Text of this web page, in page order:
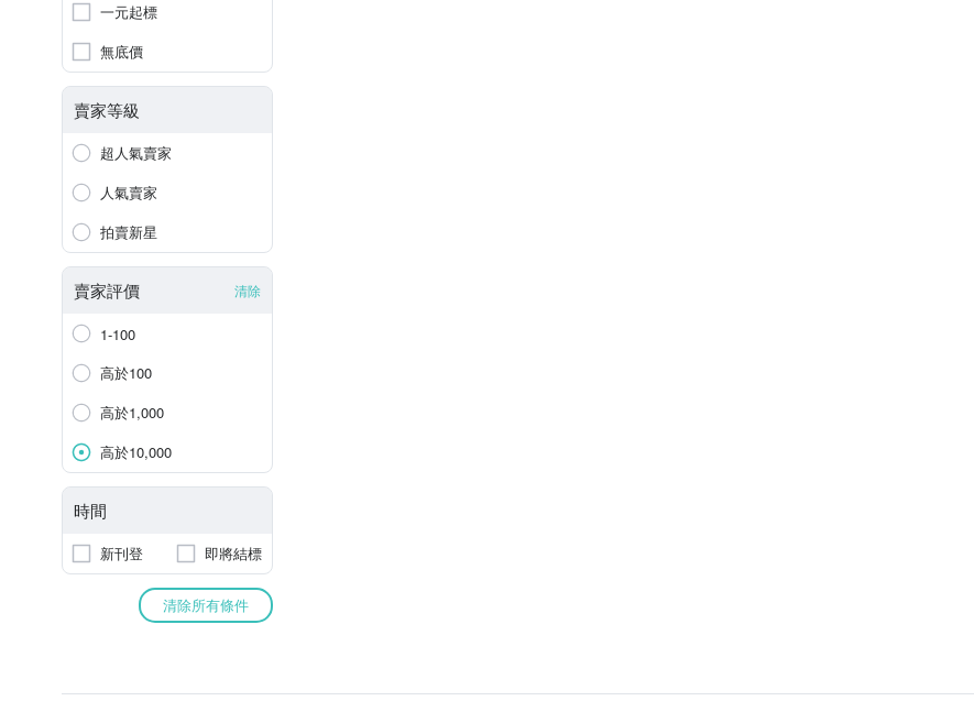
一元起標
無底價
賣家等級
超人氣賣家
人氣賣家
拍賣新星
賣家評價 清除
1-100
高於100
高於1,000
高於10,000
時間
新刊登 即將結標
清除所有條件